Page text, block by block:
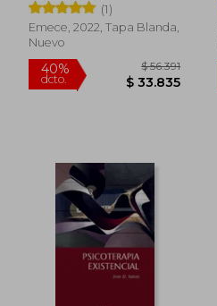
50%
dcto. $ 45.199
(1)
Emece, 2022, Tapa Blanda,
Nuevo